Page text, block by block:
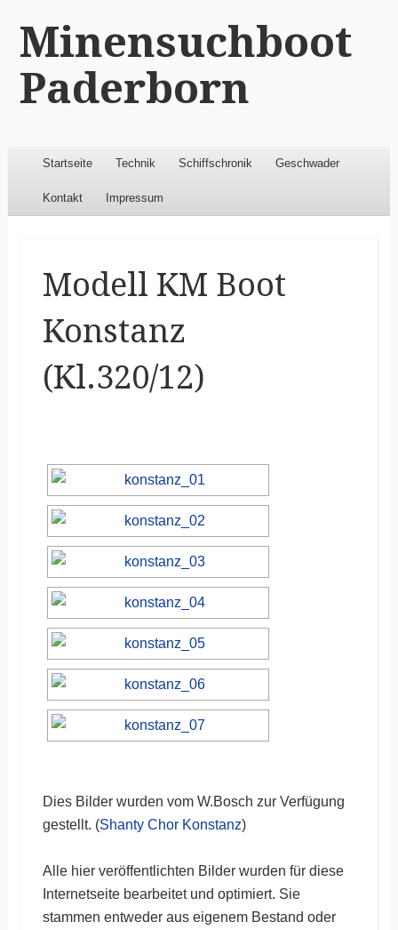
Minensuchboot
Paderborn
Menu
Skip to content
Startseite Technik Schiffschronik Geschwader
Kontakt Impressum
Modell KM Boot
Konstanz
(Kl.320/12)
Dies Bilder wurden vom W.Bosch zur Verfügung
gestellt. (Shanty Chor Konstanz)
Alle hier veröffentlichten Bilder wurden für diese
Internetseite bearbeitet und optimiert. Sie
stammen entweder aus eigenem Bestand oder